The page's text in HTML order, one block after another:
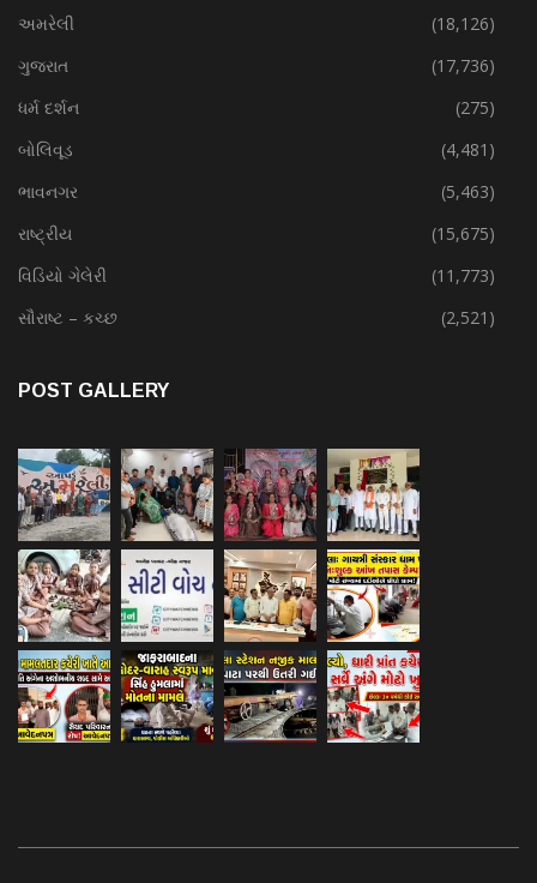
અમરેલી
(18,126)
ગુજરાત
(17,736)
ધર્મ દર્શન
(275)
બોલિવૂડ
(4,481)
ભાવનગર
(5,463)
રાષ્ટ્રીય
(15,675)
વિડિયો ગેલેરી
(11,773)
સૌરાષ્ટ – કચ્છ
(2,521)
POST GALLERY